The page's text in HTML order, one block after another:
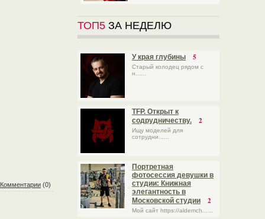
Комментарии (0)
ТОП5 ЗА НЕДЕЛЮ
У края глубины 5
Старый колодец рядом с
н......
TFP. Открыт к
содрудничеству.
2
Ищу моделей для
сотрудни......
Портретная
фотосессия девушки в
студии: Книжная
элегантность в
Московской студии
2
Мой сайт https://aldemch......